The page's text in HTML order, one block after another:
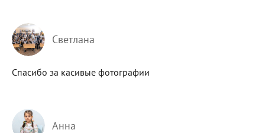
Светлана
Спасибо за касивые фотографии
Анна